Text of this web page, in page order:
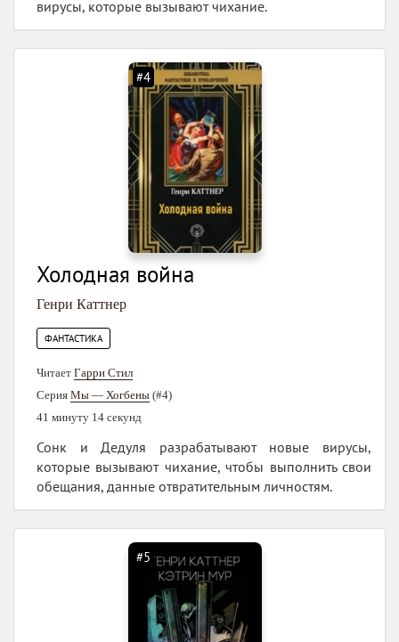
вирусы, которые вызывают чихание.
#4
Холодная война
Генри Каттнер
ФАНТАСТИКА
Читает Гарри Стил
Серия Мы — Хогбены (#4)
41 минуту 14 секунд
Сонк и Дедуля разрабатывают новые вирусы,
которые вызывают чихание, чтобы выполнить свои
обещания, данные отвратительным личностям.
#5